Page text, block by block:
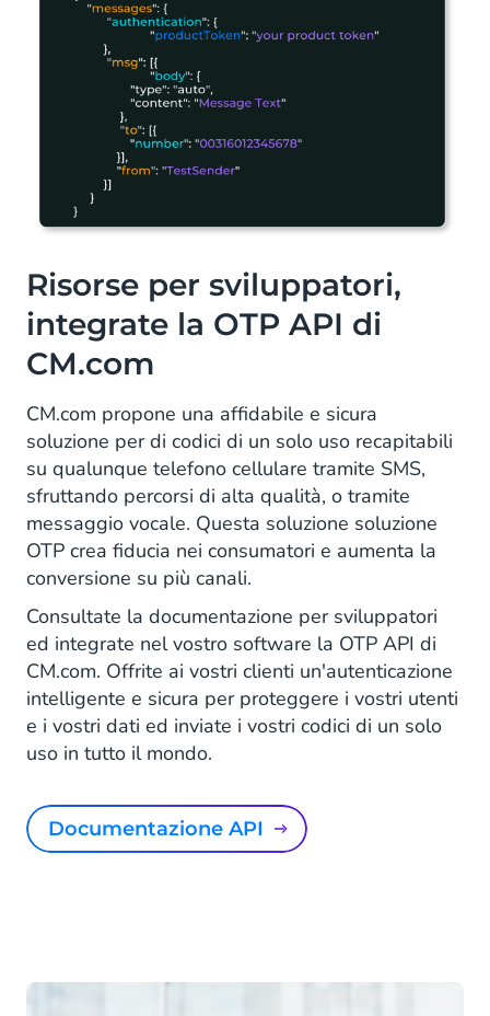
Risorse per sviluppatori,
integrate la OTP API di
CM.com
CM.com propone una affidabile e sicura
soluzione per di codici di un solo uso recapitabili
su qualunque telefono cellulare tramite SMS,
sfruttando percorsi di alta qualità, o tramite
messaggio vocale. Questa soluzione soluzione
OTP crea fiducia nei consumatori e aumenta la
conversione su più canali.
Consultate la documentazione per sviluppatori
ed integrate nel vostro software la OTP API di
CM.com. Offrite ai vostri clienti un'autenticazione
intelligente e sicura per proteggere i vostri utenti
e i vostri dati ed inviate i vostri codici di un solo
uso in tutto il mondo.
Documentazione API